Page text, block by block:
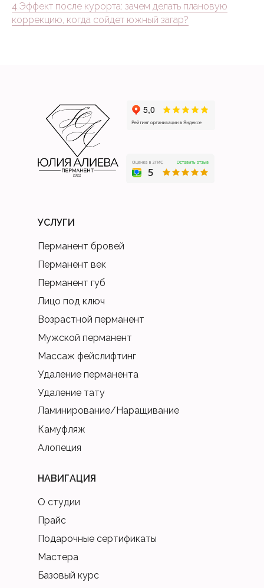
4.Эффект после курорта: зачем делать плановую
коррекцию, когда сойдет южный загар?
УСЛУГИ
НАВИГАЦИЯ
Прайс
Подарочные сертификаты
Базовый курс
Мастера
О студии
Перманент бровей
Перманент губ
Возрастной перманент
Мужской перманент
Удаление перманента
Удаление тату
Ламинирование/Наращивание
Лицо под ключ
Алопеция
Массаж фейслифтинг
Камуфляж
Перманент век